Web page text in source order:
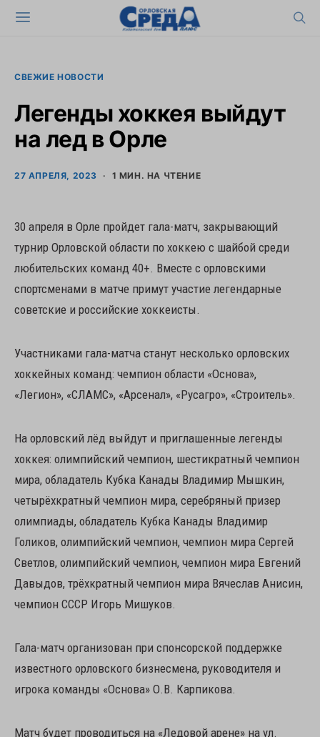
СВЕЖИЕ НОВОСТИ
Легенды хоккея выйдут
на лед в Орле
27 АПРЕЛЯ, 2023 1 МИН. НА ЧТЕНИЕ
30 апреля в Орле пройдет гала-матч, закрывающий
турнир Орловской области по хоккею с шайбой среди
любительских команд 40+. Вместе с орловскими
спортсменами в матче примут участие легендарные
советские и российские хоккеисты.
Участниками гала-матча станут несколько орловских
хоккейных команд: чемпион области «Основа»,
«Легион», «СЛАМС», «Арсенал», «Русагро», «Строитель».
На орловский лёд выйдут и приглашенные легенды
хоккея: олимпийский чемпион, шестикратный чемпион
мира, обладатель Кубка Канады Владимир Мышкин,
четырёхкратный чемпион мира, серебряный призер
олимпиады, обладатель Кубка Канады Владимир
Голиков, олимпийский чемпион, чемпион мира Сергей
Светлов, олимпийский чемпион, чемпион мира Евгений
Давыдов, трёхкратный чемпион мира Вячеслав Анисин,
чемпион СССР Игорь Мишуков.
Гала-матч организован при спонсорской поддержке
известного орловского бизнесмена, руководителя и
игрока команды «Основа» О.В. Карпикова.
Матч будет проводиться на «Ледовой арене» на ул.